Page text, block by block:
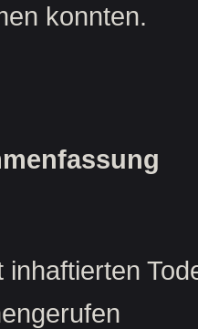
konnten.
inhaftierten